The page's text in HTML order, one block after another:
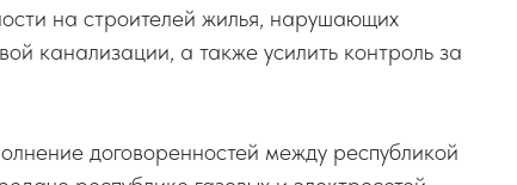
на строителей жилья, нарушающих
канализации, а также усилить контроль за
договоренностей между республикой